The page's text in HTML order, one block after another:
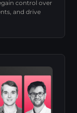
control over
and drive